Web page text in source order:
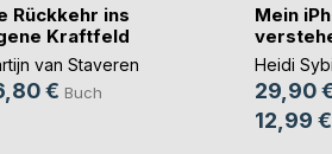
Rückkehr ins
Kraftfeld
van Staveren
€ Buch
Mein
Heidi
29,90
12,99 €